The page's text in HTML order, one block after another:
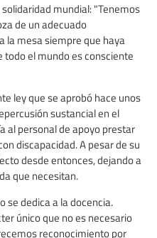
mundial: "Tenemos
de un adecuado
la mesa siempre que haya
todo el mundo es consciente
ley que se aprobó hace unos
sustancial en el
al personal de apoyo prestar
discapacidad. A pesar de su
desde entonces, dejando a
que necesitan.
se dedica a la docencia.
único que no es necesario
reconocimiento por